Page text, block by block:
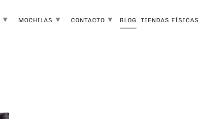
▾ MOCHILAS ▾ CONTACTO ▾ BLOG TIENDAS FÍSICAS